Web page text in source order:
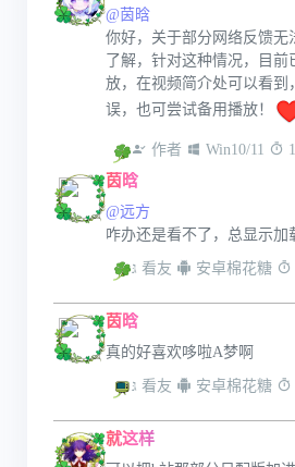
@茵晗
你好，关于部分网络反馈无
了解，针对这种情况，目
放，在视频简介处可以看到
误，也可尝试备用播放！
作者 Win10/11
茵晗
@远方
咋办还是看不了，总显示加
看友 安卓棉花糖
茵晗
真的好喜欢哆啦A梦啊
看友 安卓棉花糖
就这样